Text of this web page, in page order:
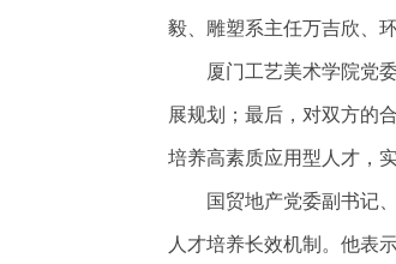
毅、雕塑系主任万吉欣、
厦门工艺美术学院党委
展规划；最后，对双方的
培养高素质应用型人才，
国贸地产党委副书记、
人才培养长效机制。他表